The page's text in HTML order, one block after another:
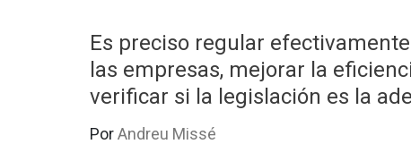
Es preciso regular
las empresas, mejorar la
verificar si la legislación es la
PorAndreu Missé